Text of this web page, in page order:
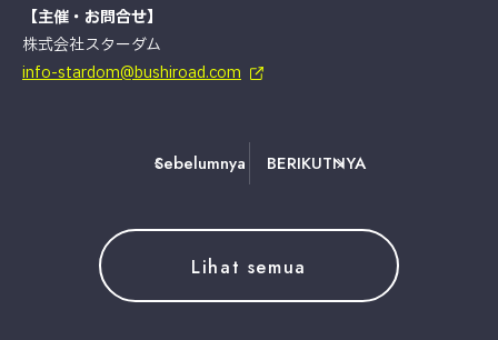
【主催・お問合せ】
株式会社スターダム
info-stardom@bushiroad.com
Sebelumnya BERIKUTNYA
Lihat semua